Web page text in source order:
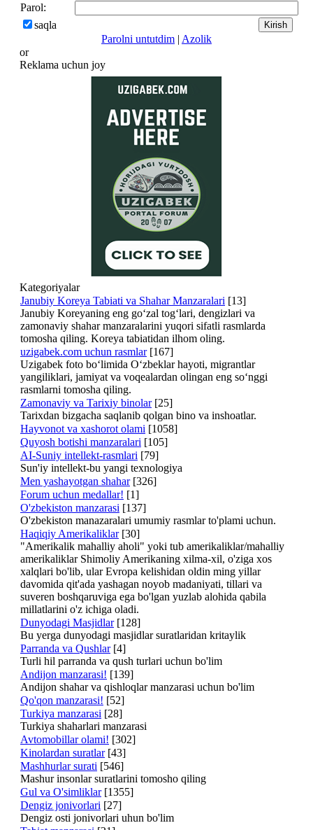
Parol:
saqla
Parolni untutdim | Azolik
or
Reklama uchun joy
Kategoriyalar
Janubiy Koreya Tabiati va Shahar Manzaralari [13]
Janubiy Koreyaning eng go‘zal tog‘lari, dengizlari va
zamonaviy shahar manzaralarini yuqori sifatli rasmlarda
tomosha qiling. Koreya tabiatidan ilhom oling.
uzigabek.com uchun rasmlar [167]
Uzigabek foto bo‘limida O‘zbeklar hayoti, migrantlar
yangiliklari, jamiyat va voqealardan olingan eng so‘nggi
rasmlarni tomosha qiling.
Zamonaviy va Tarixiy binolar [25]
Tarixdan bizgacha saqlanib qolgan bino va inshoatlar.
Hayvonot va xashorot olami [1058]
Quyosh botishi manzaralari [105]
AI-Suniy intellekt-rasmlari [79]
Sun'iy intellekt-bu yangi texnologiya
Men yashayotgan shahar [326]
Forum uchun medallar! [1]
O'zbekiston manzarasi [137]
O'zbekiston manazaralari umumiy rasmlar to'plami uchun.
Haqiqiy Amerikaliklar [30]
"Amerikalik mahalliy aholi" yoki tub amerikaliklar/mahalliy
amerikaliklar Shimoliy Amerikaning xilma-xil, o'ziga xos
xalqlari bo'lib, ular Evropa kelishidan oldin ming yillar
davomida qit'ada yashagan noyob madaniyati, tillari va
suveren boshqaruviga ega bo'lgan yuzlab alohida qabila
millatlarini o'z ichiga oladi.
Dunyodagi Masjidlar [128]
Bu yerga dunyodagi masjidlar suratlaridan kritaylik
Parranda va Qushlar [4]
Turli hil parranda va qush turlari uchun bo'lim
Andijon manzarasi! [139]
Andijon shahar va qishloqlar manzarasi uchun bo'lim
Qo'qon manzarasi! [52]
Turkiya manzarasi [28]
Turkiya shaharlari manzarasi
Avtomobillar olami! [302]
Kinolardan suratlar [43]
Mashhurlar surati [546]
Mashur insonlar suratlarini tomosho qiling
Gul va O'simliklar [1355]
Dengiz jonivorlari [27]
Dengiz osti jonivorlari uhun bo'lim